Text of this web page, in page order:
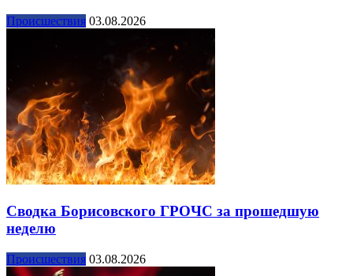
Происшествия 03.08.2026
Сводка Борисовского ГРОЧС за прошедшую
неделю
Происшествия 03.08.2026